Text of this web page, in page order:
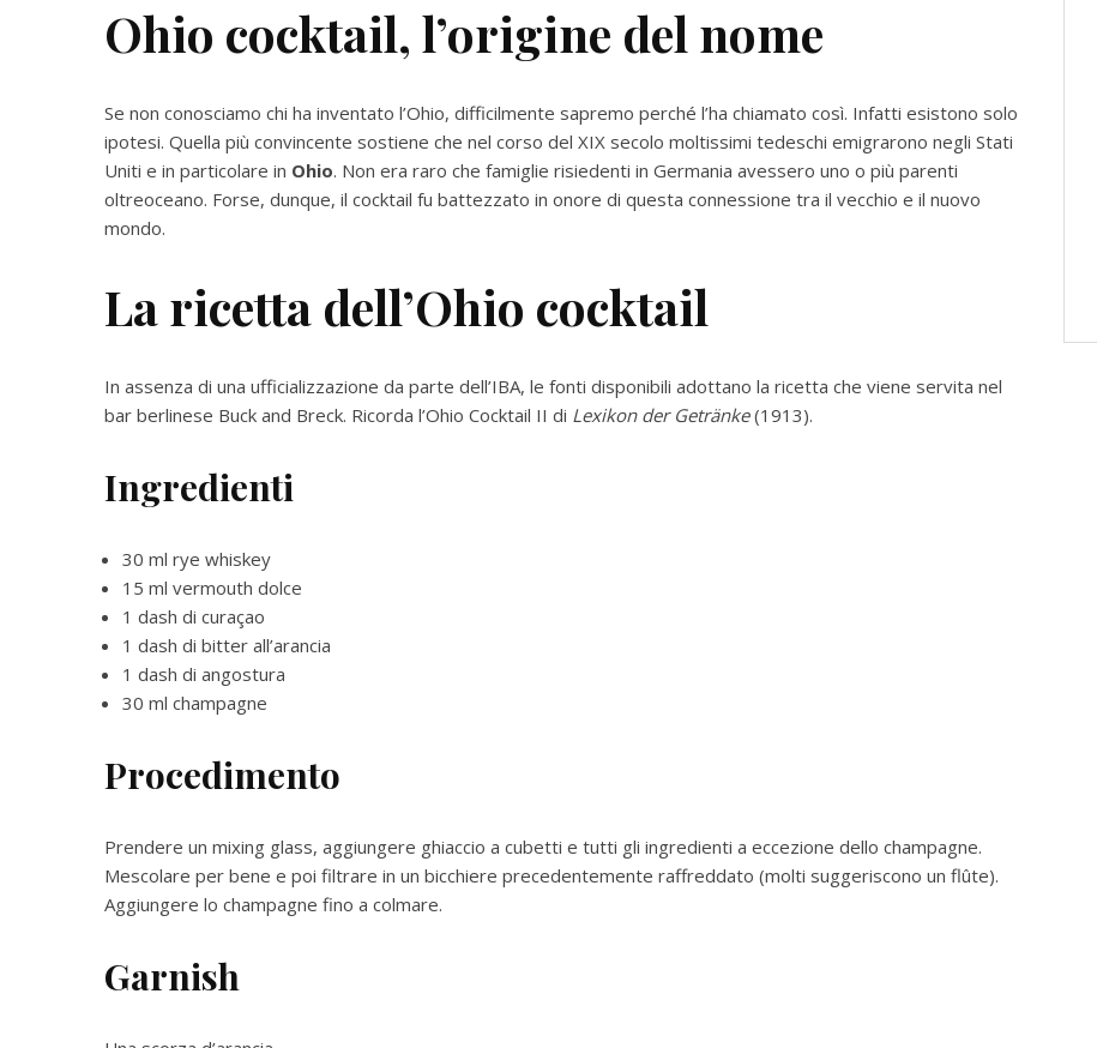
Ohio cocktail, l’origine del nome
Se non conosciamo chi ha inventato l’Ohio, difficilmente sapremo perché l’ha chiamato così. Infatti esistono solo
ipotesi. Quella più convincente sostiene che nel corso del XIX secolo moltissimi tedeschi emigrarono negli Stati
Uniti e in particolare in Ohio. Non era raro che famiglie risiedenti in Germania avessero uno o più parenti
oltreoceano. Forse, dunque, il cocktail fu battezzato in onore di questa connessione tra il vecchio e il nuovo
mondo.
La ricetta dell’Ohio cocktail
In assenza di una ufficializzazione da parte dell’IBA, le fonti disponibili adottano la ricetta che viene servita nel
bar berlinese Buck and Breck. Ricorda l’Ohio Cocktail II di Lexikon der Getränke(1913).
Ingredienti
30 ml rye whiskey
15 ml vermouth dolce
1 dash di curaçao
1 dash di bitter all’arancia
1 dash di angostura
30 ml champagne
Procedimento
Prendere un mixing glass, aggiungere ghiaccio a cubetti e tutti gli ingredienti a eccezione dello champagne.
Mescolare per bene e poi filtrare in un bicchiere precedentemente raffreddato (molti suggeriscono un flûte).
Aggiungere lo champagne fino a colmare.
Garnish